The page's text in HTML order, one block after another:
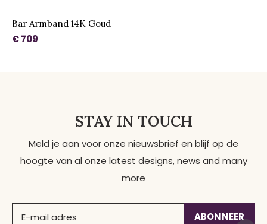
Bar Armband 14K Goud
€ 709
STAY IN TOUCH
Meld je aan voor onze nieuwsbrief en blijf op de
hoogte van al onze latest designs, news and many
more
ABONNEER